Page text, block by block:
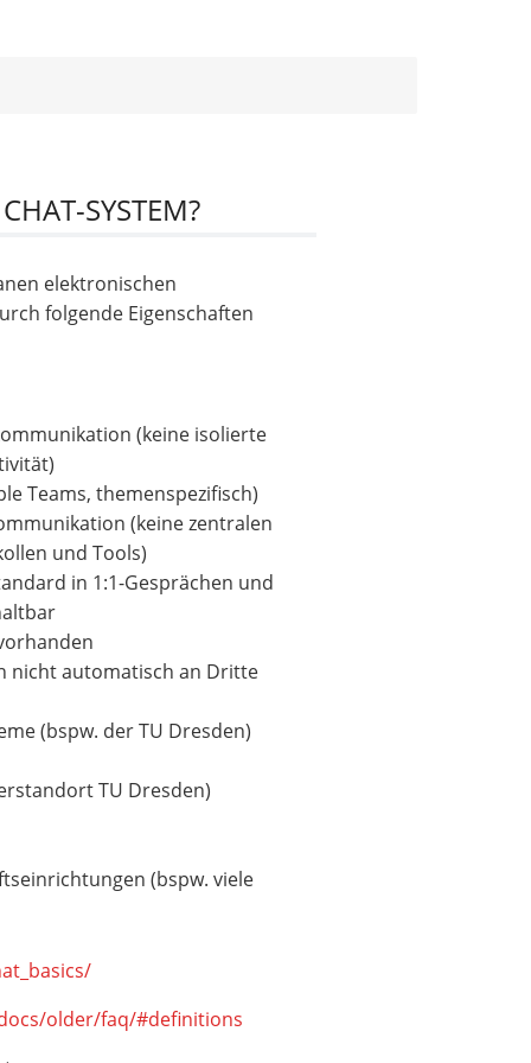
SYSTEM?
elektronischen
folgende Eigenschaften
(keine isolierte
Teams, themenspezifisch)
(keine zentralen
und Tools)
in 1:1-Gesprächen und
nicht automatisch an Dritte
(bspw. der TU Dresden)
TU Dresden)
(bspw. viele
older/faq/#definitions